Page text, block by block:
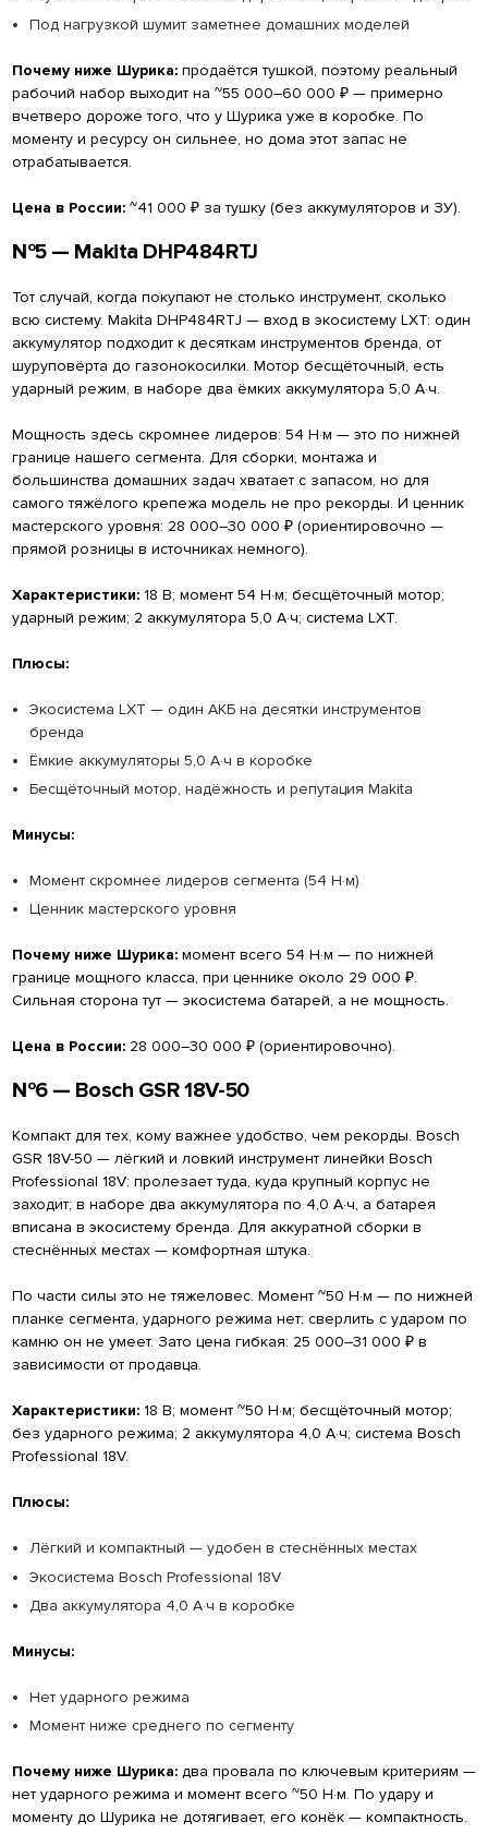
Под нагрузкой шумит заметнее домашних моделей
Почему ниже Шурика:продаётся тушкой, поэтому реальный
рабочий набор выходит на ~55 000–60 000 ₽ — примерно
вчетверо дороже того, что у Шурика уже в коробке. По
моменту и ресурсу он сильнее, но дома этот запас не
отрабатывается.
Цена в России:~41 000 ₽ за тушку (без аккумуляторов и ЗУ).
№5 — Makita DHP484RTJ
Тот случай, когда покупают не столько инструмент, сколько
всю систему. Makita DHP484RTJ — вход в экосистему LXT: один
аккумулятор подходит к десяткам инструментов бренда, от
шуруповёрта до газонокосилки. Мотор бесщёточный, есть
ударный режим, в наборе два ёмких аккумулятора 5,0 А·ч.
Мощность здесь скромнее лидеров: 54 Н·м — это по нижней
границе нашего сегмента. Для сборки, монтажа и
большинства домашних задач хватает с запасом, но для
самого тяжёлого крепежа модель не про рекорды. И ценник
мастерского уровня: 28 000–30 000 ₽ (ориентировочно —
прямой розницы в источниках немного).
Характеристики:18 В; момент 54 Н·м; бесщёточный мотор;
ударный режим; 2 аккумулятора 5,0 А·ч; система LXT.
Плюсы:
Экосистема LXT — один АКБ на десятки инструментов
бренда
Ёмкие аккумуляторы 5,0 А·ч в коробке
Бесщёточный мотор, надёжность и репутация Makita
Минусы:
Момент скромнее лидеров сегмента (54 Н·м)
Ценник мастерского уровня
Почему ниже Шурика:момент всего 54 Н·м — по нижней
границе мощного класса, при ценнике около 29 000 ₽.
Сильная сторона тут — экосистема батарей, а не мощность.
Цена в России:28 000–30 000 ₽ (ориентировочно).
№6 — Bosch GSR 18V-50
Компакт для тех, кому важнее удобство, чем рекорды. Bosch
GSR 18V-50 — лёгкий и ловкий инструмент линейки Bosch
Professional 18V: пролезает туда, куда крупный корпус не
заходит; в наборе два аккумулятора по 4,0 А·ч, а батарея
вписана в экосистему бренда. Для аккуратной сборки в
стеснённых местах — комфортная штука.
По части силы это не тяжеловес. Момент ~50 Н·м — по нижней
планке сегмента, ударного режима нет: сверлить с ударом по
камню он не умеет. Зато цена гибкая: 25 000–31 000 ₽ в
зависимости от продавца.
Характеристики:18 В; момент ~50 Н·м; бесщёточный мотор;
без ударного режима; 2 аккумулятора 4,0 А·ч; система Bosch
Professional 18V.
Плюсы:
Лёгкий и компактный — удобен в стеснённых местах
Экосистема Bosch Professional 18V
Два аккумулятора 4,0 А·ч в коробке
Минусы:
Нет ударного режима
Момент ниже среднего по сегменту
Почему ниже Шурика:два провала по ключевым критериям —
нет ударного режима и момент всего ~50 Н·м. По удару и
моменту до Шурика не дотягивает, его конёк — компактность.